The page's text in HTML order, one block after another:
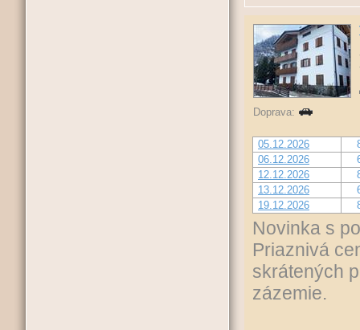
Doprava:
05.12.2026
06.12.2026
12.12.2026
13.12.2026
19.12.2026
Novinka s
Priaznivá
skrátených
zázemie.